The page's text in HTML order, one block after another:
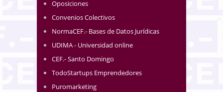
Oposiciones
Convenios Colectivos
NormaCEF.- Bases de Datos Jurídicas
UDIMA - Universidad online
CEF.- Santo Domingo
TodoStartups Emprendedores
Puromarketing